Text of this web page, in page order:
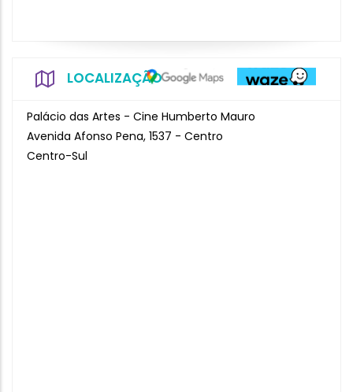
LOCALIZAÇÃO
Palácio das Artes - Cine Humberto Mauro
Avenida Afonso Pena, 1537 - Centro
Centro-Sul